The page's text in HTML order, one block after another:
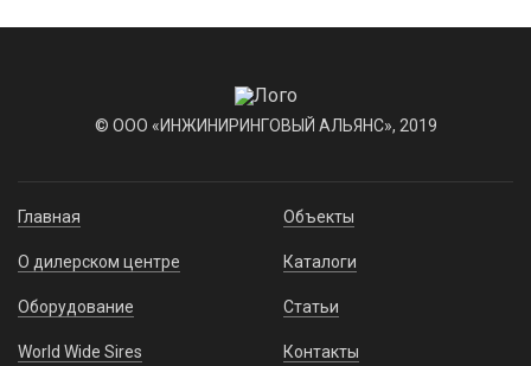
© ООО «ИНЖИНИРИНГОВЫЙ АЛЬЯНС», 2019
Главная
О дилерском центре
Оборудование
World Wide Sires
Объекты
Каталоги
Статьи
Контакты